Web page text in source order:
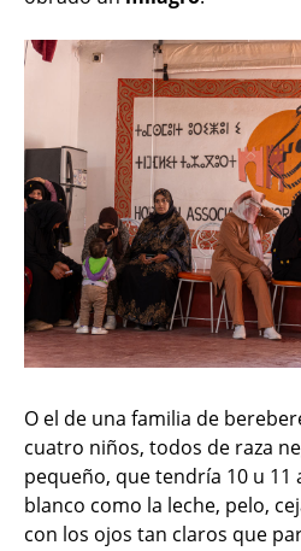
O el de una familia de
cuatro niños, todos de raza
pequeño, que tendría 10 u 11
blanco como la leche, pelo,
con los ojos tan claros que